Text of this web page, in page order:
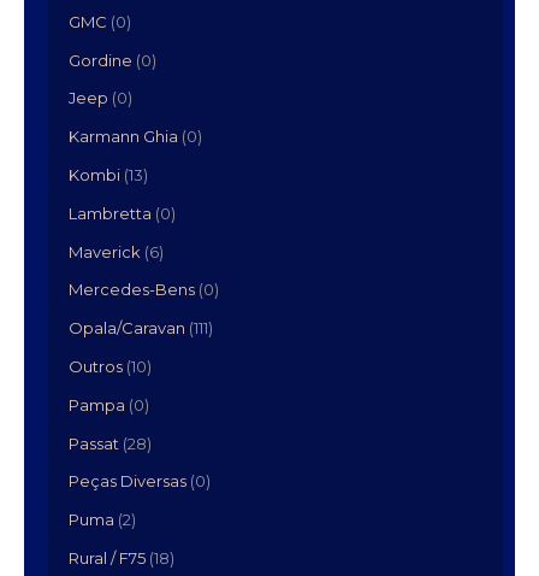
GMC (0)
Gordine (0)
Jeep (0)
Karmann Ghia (0)
Kombi (13)
Lambretta (0)
Maverick (6)
Mercedes-Bens (0)
Opala/Caravan (111)
Outros (10)
Pampa (0)
Passat (28)
Peças Diversas (0)
Puma (2)
Rural / F75 (18)